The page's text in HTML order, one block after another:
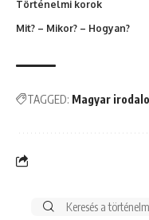
Történelmi korok
Mit? – Mikor? – Hogyan?
TAGGED: Magyar
Search